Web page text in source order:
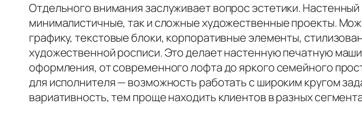
Отдельного внимания заслуживает вопрос эстетики.
минималистичные, так и сложные художественные проекты.
графику, текстовые блоки, корпоративные элементы,
художественной росписи. Это делает настенную печатную
оформления, от современного лофта до яркого семейного
для исполнителя — возможность работать с широким кругом
вариативность, тем проще находить клиентов в разных